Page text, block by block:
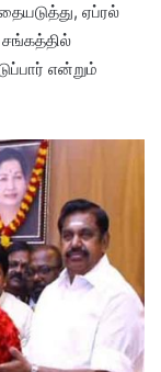
ஏப்ரல்
சங்கத்தில்
என்றும்